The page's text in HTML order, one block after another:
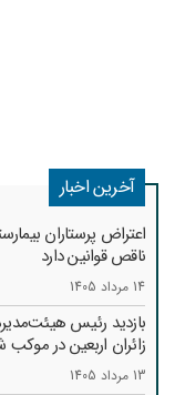
آخرین اخبار
اعتراض پرستاران
ناقص قوانین دارد
14 مرداد 1405
بازدید رئیس
زائران اربعین در
13 مرداد 1405